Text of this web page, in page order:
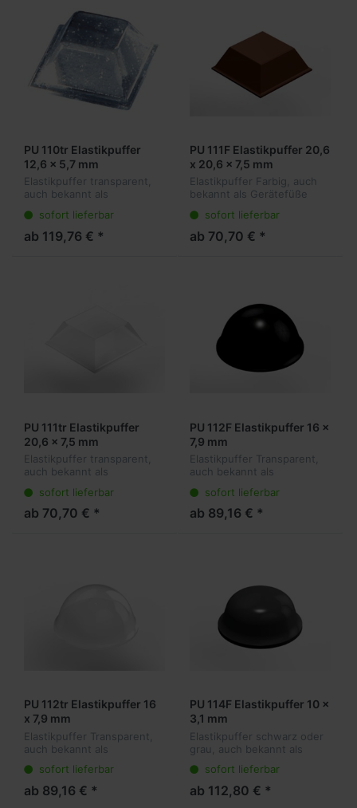
PU 110tr Elastikpuffer
12,6 x 5,7 mm
Elastikpuffer transparent,
auch bekannt als
Anschlagpuffer sind die
ideale Lösung für viele
Anwendungen. Sie kleben
sofort lieferbar
ab 119,76 € *
PU 111F Elastikpuffer 20,6
x 20,6 x 7,5 mm
Elastikpuffer Farbig, auch
bekannt als Gerätefüße
die ideale Lösung für viele
Anwendungen. Sie kleben
transparent am Objekt und
sofort lieferbar
ab 70,70 € *
PU 111tr Elastikpuffer
20,6 x 7,5 mm
Elastikpuffer transparent,
auch bekannt als
Anschlagpuffer sind die
ideale Lösung für viele
Anwendungen. Sie kleben
sofort lieferbar
ab 70,70 € *
PU 112F Elastikpuffer 16 x
7,9 mm
Elastikpuffer Transparent,
auch bekannt als
Anschlagpuffer sind die
ideale Lösung für viele
Anwendungen. Sie kleben
sofort lieferbar
ab 89,16 € *
PU 112tr Elastikpuffer 16
x 7,9 mm
Elastikpuffer Transparent,
auch bekannt als
Anschlagpuffer sind die
ideale Lösung für viele
Anwendungen. Sie kleben
sofort lieferbar
ab 89,16 € *
PU 114F Elastikpuffer 10 x
3,1 mm
Elastikpuffer schwarz oder
grau, auch bekannt als
Anschlagpuffer sind die
ideale Lösung für viele
Anwendungen. Sie kleben
sofort lieferbar
ab 112,80 € *